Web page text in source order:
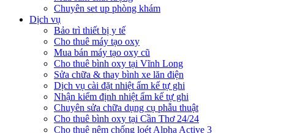
Chuyên set up phòng khám
Dịch vụ
Bảo trì thiết bị y tế
Cho thuê máy tạo oxy
Mua bán máy tạo oxy cũ
Cho thuê bình oxy tại Vĩnh Long
Sửa chữa & thay bình xe lăn điện
Dịch vụ cài đặt nhiệt ẩm kế tự ghi
Nhận kiểm định nhiệt ẩm kế tự ghi
Chuyên sửa chữa dụng cụ phẫu thuật
Cho thuê bình oxy tại Cần Thơ 24/24
Cho thuê nệm chống loét Alpha Active 3